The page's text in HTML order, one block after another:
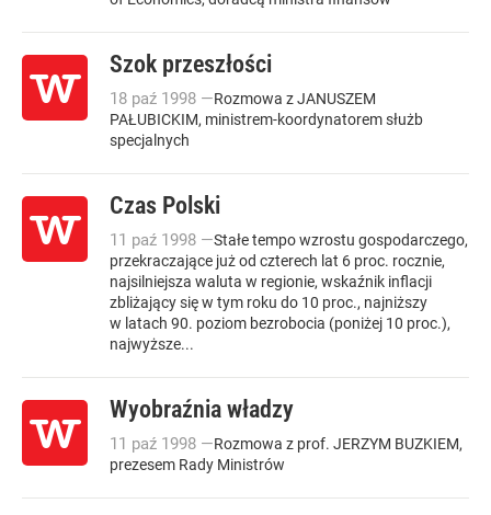
Szok przeszłości
18 paź 1998 —Rozmowa z JANUSZEM
PAŁUBICKIM, ministrem-koordynatorem służb
specjalnych
Czas Polski
11 paź 1998 —Stałe tempo wzrostu gospodarczego,
przekraczające już od czterech lat 6 proc. rocznie,
najsilniejsza waluta w regionie, wskaźnik inflacji
zbliżający się w tym roku do 10 proc., najniższy
w latach 90. poziom bezrobocia (poniżej 10 proc.),
najwyższe...
Wyobraźnia władzy
11 paź 1998 —Rozmowa z prof. JERZYM BUZKIEM,
prezesem Rady Ministrów